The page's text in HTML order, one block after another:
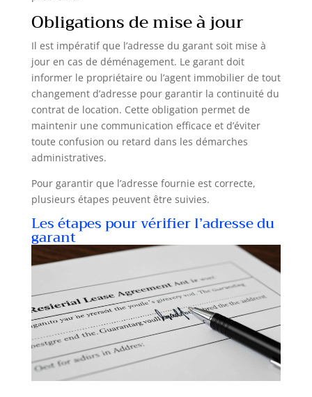
Obligations de mise à jour
Il est impératif que l’adresse du garant soit mise à
jour en cas de déménagement. Le garant doit
informer le propriétaire ou l’agent immobilier de tout
changement d’adresse pour garantir la continuité du
contrat de location. Cette obligation permet de
maintenir une communication efficace et d’éviter
toute confusion ou retard dans les démarches
administratives.
Pour garantir que l’adresse fournie est correcte,
plusieurs étapes peuvent être suivies.
Les étapes pour vérifier l’adresse du
garant